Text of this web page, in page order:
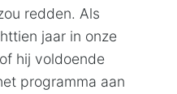
redden. Als
jaar in onze
hij voldoende
programma aan